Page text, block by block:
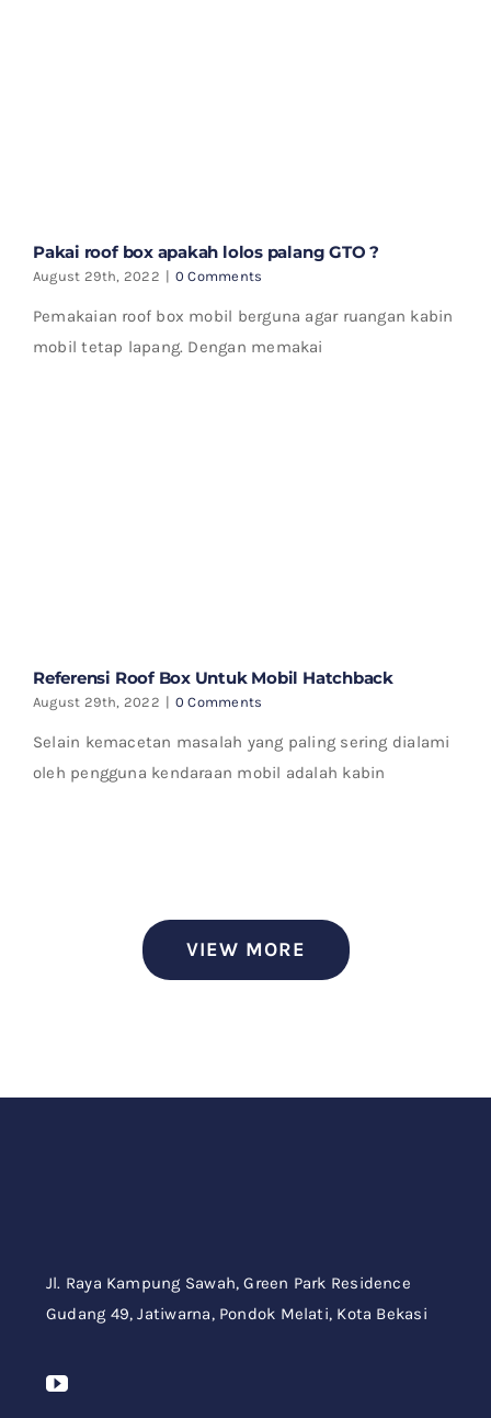
Pakai roof box apakah lolos palang GTO ?
August 29th, 2022 | 0 Comments
Pemakaian roof box mobil berguna agar ruangan kabin
mobil tetap lapang. Dengan memakai
Referensi Roof Box Untuk Mobil Hatchback
August 29th, 2022 | 0 Comments
Selain kemacetan masalah yang paling sering dialami
oleh pengguna kendaraan mobil adalah kabin
VIEW MORE
Jl. Raya Kampung Sawah,Green Park Residence
Gudang 49,Jatiwarna, Pondok Melati, Kota Bekasi